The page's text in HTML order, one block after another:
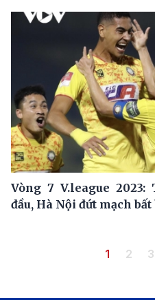
Vòng 7 V.league
đầu, Hà Nội đứt mạch bất
Trang
1 Trang
2 3